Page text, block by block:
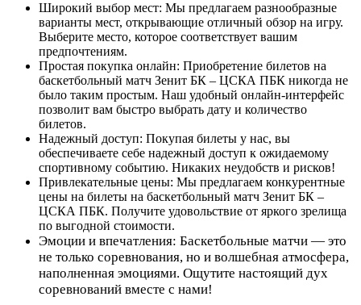
Широкий выбор мест: Мы предлагаем разнообразные
варианты мест, открывающие отличный обзор на игру.
Выберите место, которое соответствует вашим
предпочтениям.
Простая покупка онлайн: Приобретение билетов на
баскетбольный матч Зенит БК – ЦСКА ПБК никогда не
было таким простым. Наш удобный онлайн-интерфейс
позволит вам быстро выбрать дату и количество
билетов.
Надежный доступ: Покупая билеты у нас, вы
обеспечиваете себе надежный доступ к ожидаемому
спортивному событию. Никаких неудобств и рисков!
Привлекательные цены: Мы предлагаем конкурентные
цены на билеты на баскетбольный матч Зенит БК –
ЦСКА ПБК. Получите удовольствие от яркого зрелища
по выгодной стоимости.
Эмоции и впечатления: Баскетбольные матчи — это
не только соревнования, но и волшебная атмосфера,
наполненная эмоциями. Ощутите настоящий дух
соревнований вместе с нами!